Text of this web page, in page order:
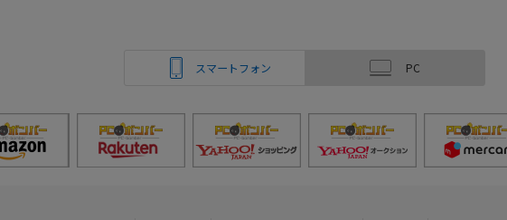
スマートフォン PC